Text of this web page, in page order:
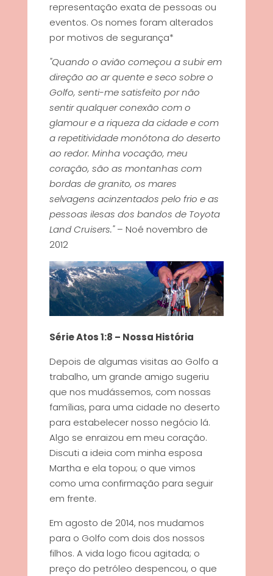
representação exata de pessoas ou
eventos. Os nomes foram alterados
por motivos de segurança*
"Quando o avião começou a subir em
direção ao ar quente e seco sobre o
Golfo, senti-me satisfeito por não
sentir qualquer conexão com o
glamour e a riqueza da cidade e com
a repetitividade monótona do deserto
ao redor. Minha vocação, meu
coração, são as montanhas com
bordas de granito, os mares
selvagens acinzentados pelo frio e as
pessoas ilesas dos bandos de Toyota
Land Cruisers."– Noé novembro de
2012
Série Atos 1:8 – Nossa História
Depois de algumas visitas ao Golfo a
trabalho, um grande amigo sugeriu
que nos mudássemos, com nossas
famílias, para uma cidade no deserto
para estabelecer nosso negócio lá.
Algo se enraizou em meu coração.
Discuti a ideia com minha esposa
Martha e ela topou; o que vimos
como uma confirmação para seguir
em frente.
Em agosto de 2014, nos mudamos
para o Golfo com dois dos nossos
filhos. A vida logo ficou agitada; o
preço do petróleo despencou, o que